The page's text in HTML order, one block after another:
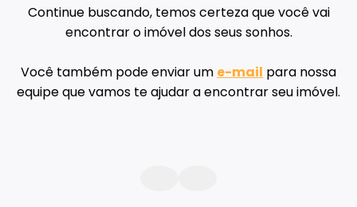
Continue buscando, temos certeza que você vai
encontrar o imóvel dos seus sonhos.
Você também pode enviar um e-mail para nossa
equipe que vamos te ajudar a encontrar seu imóvel.